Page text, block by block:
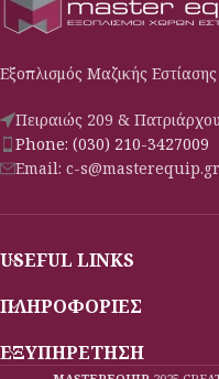
Εξοπλισμός Μαζικής Εστίασης
Πειραιώς 209 &
Phone: (030) 210-3427009
Email: c-s@masterequip.gr
USEFUL LINKS
ΠΛΗΡΟΦΟΡΙΕΣ
ΕΞΥΠΗΡΕΤΗΣΗ